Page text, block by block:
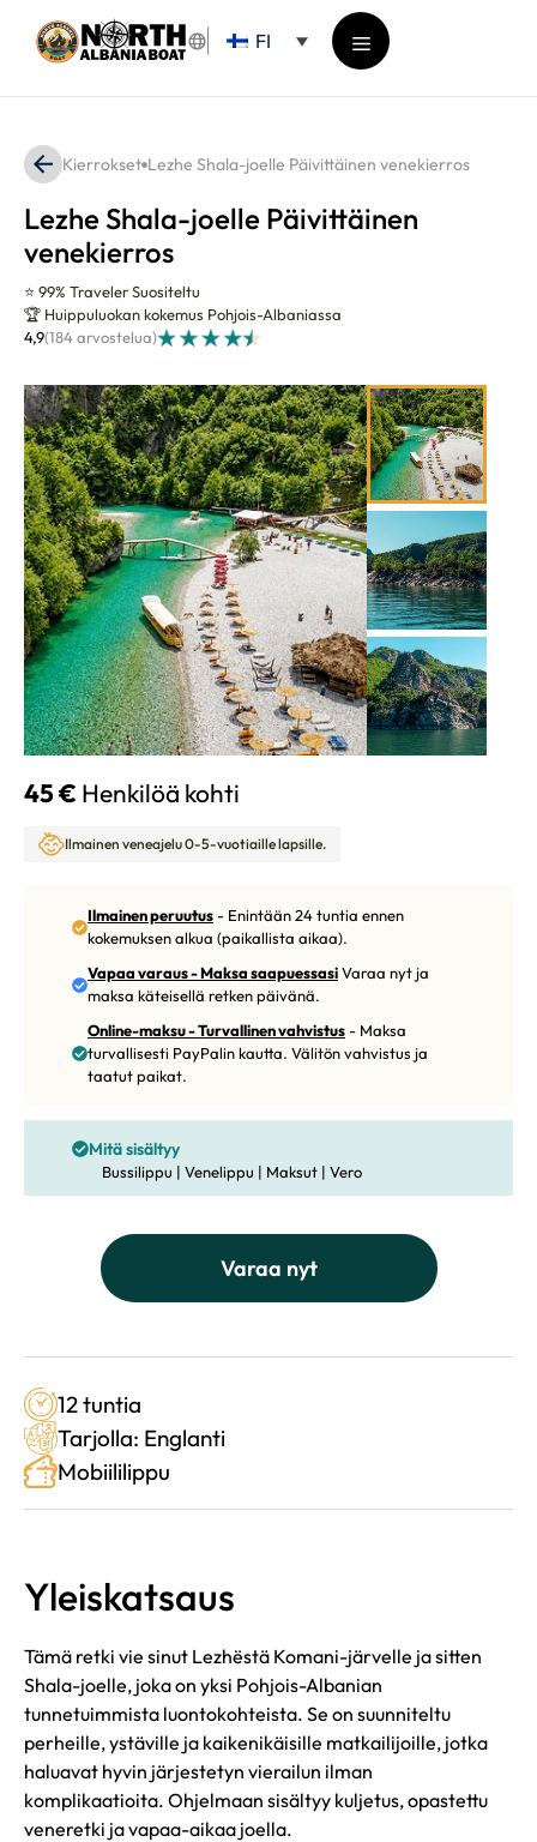
sisältöön
FI
Valikko
Kierrokset Lezhe Shala-joelle Päivittäinen venekierros
Lezhe Shala-joelle Päivittäinen
venekierros
⭐ 99% Traveler Suositeltu
🏆 Huippuluokan kokemus Pohjois-Albaniassa
4,9(184 arvostelua)
45 € Henkilöä kohti
Ilmainen veneajelu 0-5-vuotiaille lapsille.
Ilmainen peruutus- Enintään 24 tuntia ennen
kokemuksen alkua (paikallista aikaa).
Vapaa varaus - Maksa saapuessasiVaraa nyt ja
maksa käteisellä retken päivänä.
Online-maksu - Turvallinen vahvistus- Maksa
turvallisesti PayPalin kautta. Välitön vahvistus ja
taatut paikat.
Mitä sisältyy
Bussilippu | Venelippu | Maksut | Vero
Varaa nyt
12 tuntia
Tarjolla: Englanti
Mobiililippu
Yleiskatsaus
Tämä retki vie sinut Lezhëstä Komani-järvelle ja sitten
Shala-joelle, joka on yksi Pohjois-Albanian
tunnetuimmista luontokohteista. Se on suunniteltu
perheille, ystäville ja kaikenikäisille matkailijoille, jotka
haluavat hyvin järjestetyn vierailun ilman
komplikaatioita. Ohjelmaan sisältyy kuljetus, opastettu
veneretki ja vapaa-aikaa joella.